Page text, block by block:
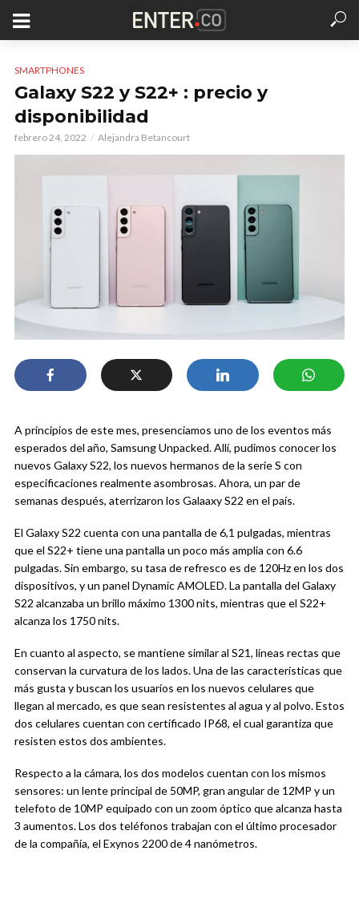
SMARTPHONES
Galaxy S22 y S22+ : precio y
disponibilidad
febrero 24, 2022 Alejandra Betancourt
A principios de este mes, presenciamos uno de los eventos más
esperados del año, Samsung Unpacked. Allí, pudimos conocer los
nuevos Galaxy S22, los nuevos hermanos de la serie S con
especificaciones realmente asombrosas. Ahora, un par de
semanas después, aterrizaron los Galaaxy S22 en el país.
El Galaxy S22 cuenta con una pantalla de 6,1 pulgadas, mientras
que el S22+ tiene una pantalla un poco más amplia con 6.6
pulgadas. Sin embargo, su tasa de refresco es de 120Hz en los dos
dispositivos, y un panel Dynamic AMOLED. La pantalla del Galaxy
S22 alcanzaba un brillo máximo 1300 nits, mientras que el S22+
alcanza los 1750 nits.
En cuanto al aspecto, se mantiene similar al S21, líneas rectas que
conservan la curvatura de los lados. Una de las características que
más gusta y buscan los usuarios en los nuevos celulares que
llegan al mercado, es que sean resistentes al agua y al polvo. Estos
dos celulares cuentan con certificado IP68, el cual garantiza que
resisten estos dos ambientes.
Respecto a la cámara, los dos modelos cuentan con los mismos
sensores: un lente principal de 50MP, gran angular de 12MP y un
telefoto de 10MP equipado con un zoom óptico que alcanza hasta
3 aumentos. Los dos teléfonos trabajan con el último procesador
de la compañía, el Exynos 2200 de 4 nanómetros.